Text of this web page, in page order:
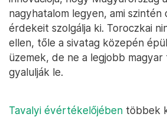
nagyhatalom legyen, ami szintén
érdekeit szolgálja ki. Toroczkai
ellen, tőle a sivatag közepén
üzemek, de ne a legjobb
gyalulják le.
Tavalyi évértékelőjében többek